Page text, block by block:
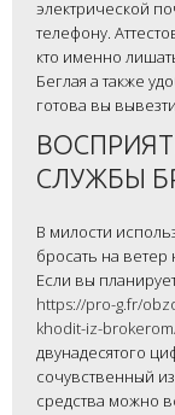
электрической
телефону.
кто именно
Беглая а также
готова вы
СЛУЖБЫ
В милости
бросать на
Если вы
https://pro-g.fr/
khodit-iz-
двунадесятого
сочувственный
средства можно